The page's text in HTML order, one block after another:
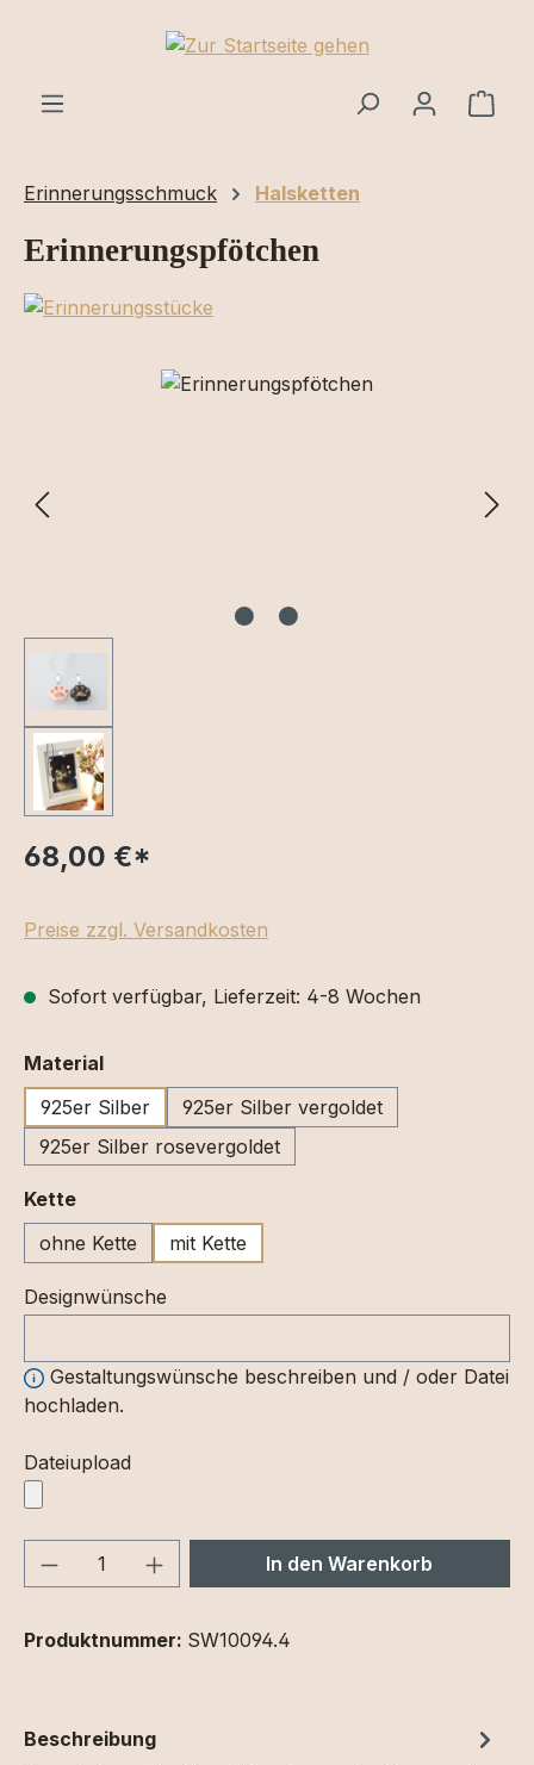
Zum Hauptinhalt springen
Erinnerungsschmuck Halsketten
Erinnerungspfötchen
Bildergalerie überspringen
68,00 €*
Preise zzgl. Versandkosten
Sofort verfügbar, Lieferzeit: 4-8 Wochen
Materialauswählen
925er Silber
925er Silber vergoldet
925er Silber rosevergoldet
Ketteauswählen
ohne Kette
mit Kette
Designwünsche
Gestaltungswünsche beschreiben und / oder Datei
hochladen.
Dateiupload
Produkt Anzahl: Gib denIn den Warenkorb
Produktnummer: SW10094.4
Beschreibung